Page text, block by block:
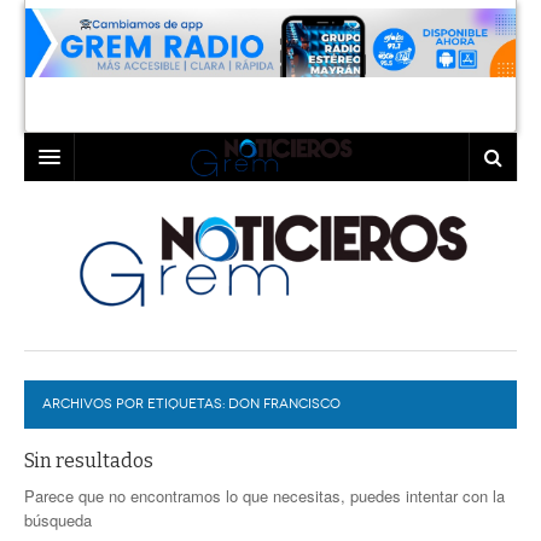
LAGUNA
TORREÓN
GÓMEZ PALACIO
LERDO
COAHUILA
DURANGO
DEPORTES
PROGRAMAS
EXA
COLABORADORES
ARCHIVOS POR ETIQUETAS: DON FRANCISCO
Sin resultados
Parece que no encontramos lo que necesitas, puedes intentar con la
búsqueda